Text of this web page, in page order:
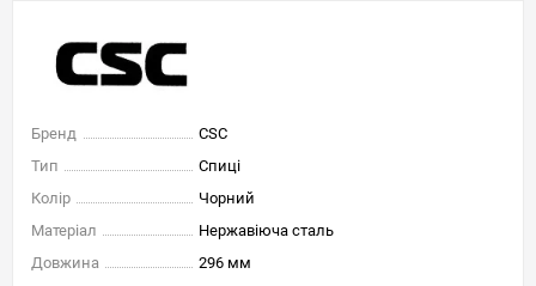
Бренд
CSC
Тип
Спиці
Колір
Чорний
Матеріал
Нержавіюча сталь
Довжина
296 мм